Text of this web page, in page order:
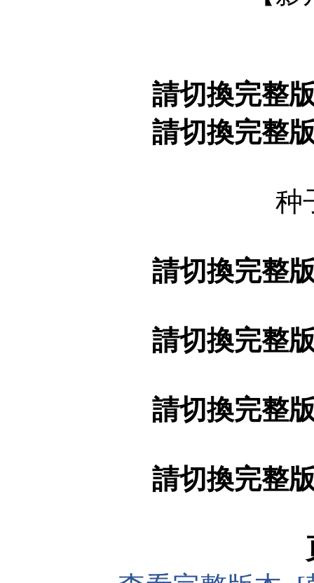
請切換完整
請切換完整
种
請切換完整
請切換完整
請切換完整
請切換完整